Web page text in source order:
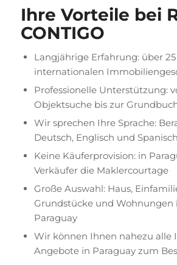
rl
i
h
)
z
(
e
r
f
r
d
e
r
l
i
c
h
)
Ihre Vorteile bei
CONTIGO
Langjährige Erfahrung: über
internationalen
Professionelle Unterstützung:
Objektsuche bis zur
Wir sprechen Ihre Sprache:
Deutsch, Englisch und Spanisch
Keine Käuferprovision: in
Verkäufer die Maklercourtage
Große Auswahl: Haus,
Grundstücke und Wohnungen
Paraguay
Wir können Ihnen nahezu alle
Angebote in Paraguay zum